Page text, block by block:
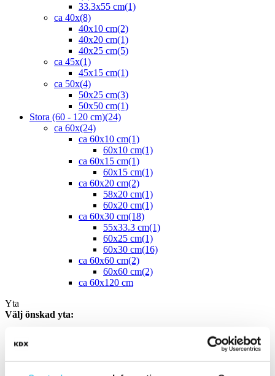
33.3x55 cm(1)
ca 40x(8)
40x10 cm(2)
40x20 cm(1)
40x25 cm(5)
ca 45x(1)
45x15 cm(1)
ca 50x(4)
50x25 cm(3)
50x50 cm(1)
Stora (60 - 120 cm)(24)
ca 60x(24)
ca 60x10 cm(1)
60x10 cm(1)
ca 60x15 cm(1)
60x15 cm(1)
ca 60x20 cm(2)
58x20 cm(1)
60x20 cm(1)
ca 60x30 cm(18)
55x33.3 cm(1)
60x25 cm(1)
60x30 cm(16)
ca 60x60 cm(2)
60x60 cm(2)
ca 60x120 cm
Yta
Välj önskad yta: